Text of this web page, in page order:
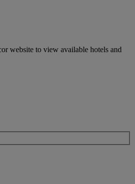
website to view available hotels and